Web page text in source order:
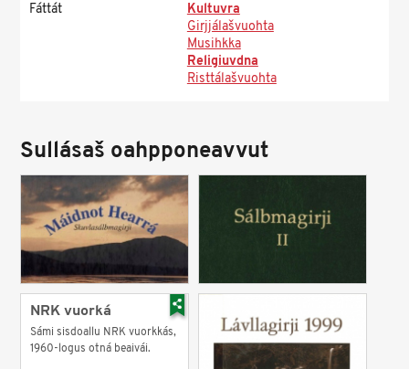
Fáttát
Kultuvra
Girjjálašvuohta
Musihkka
Religiuvdna
Risttálašvuohta
Sullásaš oahpponeavvut
NRK vuorká
Sámi sisdoallu NRK vuorkkás,
1960-logus otná beaivái.